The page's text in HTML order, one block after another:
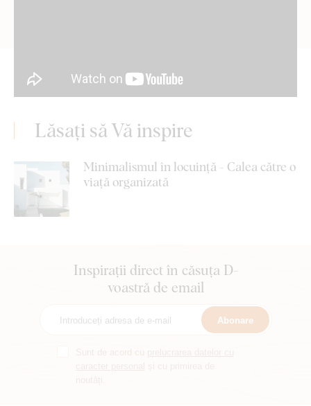
Lăsați să Vă inspire
Minimalismul în locuință - Calea către o
viață organizată
Inspirații direct în căsuța D-
voastră de email
Abonare